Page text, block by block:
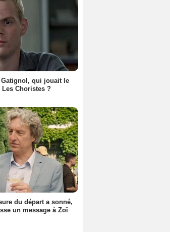
Gatignol, qui jouait le
Choristes ?
du départ a sonné,
un message à Zoï